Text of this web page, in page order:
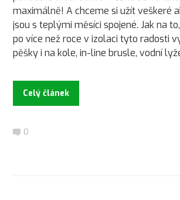
maximálně! A chceme si užít veškeré
jsou s teplými měsíci spojené. Jak na
po více než roce v izolaci tyto radosti
pěšky i na kole, in-line brusle, vodní
Celý článek
0